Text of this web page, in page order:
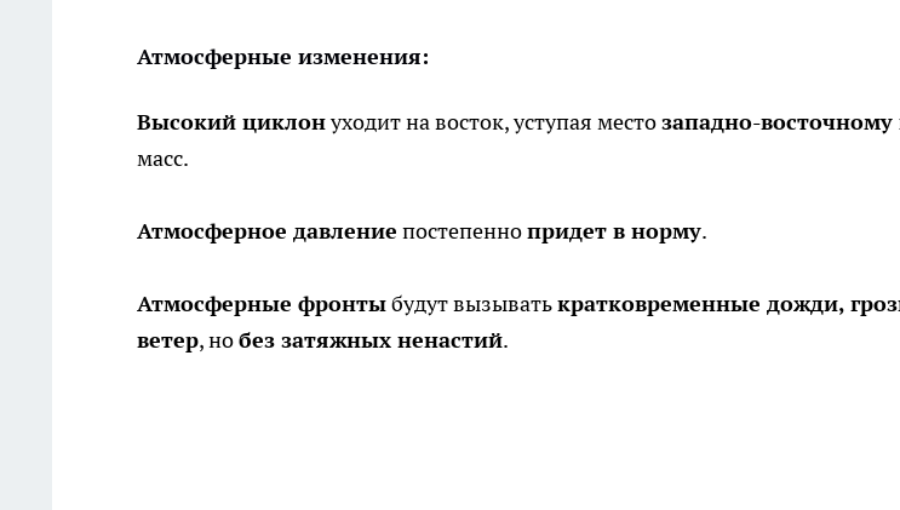
Атмосферные изменения:
Высокий циклонуходит на восток, уступая местозападно-восточному
масс.
Атмосферное давление постепеннопридет в норму.
Атмосферные фронтыбудут вызыватькратковременные дожди,
ветер, нобез затяжных ненастий.